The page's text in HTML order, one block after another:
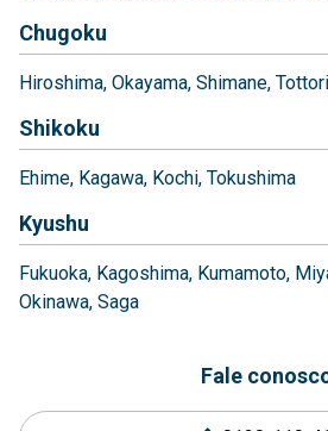
Chugoku
Hiroshima Okayama Shimane Tottori
Shikoku
Ehime Kagawa Kochi Tokushima
Kyushu
Fukuoka Kagoshima Kumamoto
Okinawa Saga
Fale